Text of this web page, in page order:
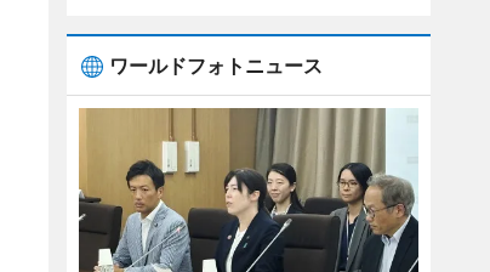
ワールドフォトニュース